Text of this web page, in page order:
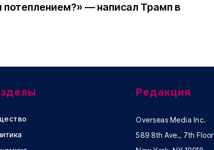
потеплением?» — написал Трамп в
Редакция
Overseas Media Inc.
589 8th Ave., 7th Floor